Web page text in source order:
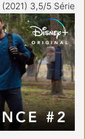
(2021) 3,5/5 Série